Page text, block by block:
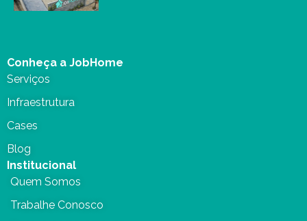
Conheça a JobHome
Serviços
Infraestrutura
Cases
Blog
Institucional
Quem Somos
Trabalhe Conosco